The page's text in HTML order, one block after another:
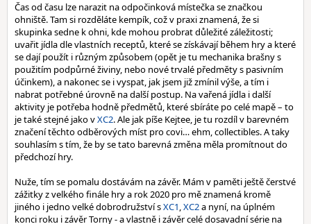
Čas od času lze narazit na odpočinková místečka se značkou
ohniště. Tam si rozděláte kempík, což v praxi znamená, že si
skupinka sedne k ohni, kde mohou probrat důležité záležitosti;
uvařit jídla dle vlastních receptů, které se získávají během hry a které
se dají použít i různým způsobem (opět je tu mechanika brašny s
použitím podpůrné živiny, nebo nové trvalé předměty s pasivním
účinkem), a nakonec se i vyspat, jak jsem již zmínil výše, a tím i
nabrat potřebné úrovně na další postup. Na vařená jídla i další
aktivity je potřeba hodně předmětů, které sbíráte po celé mapě – to
je také stejné jako vXC2. Ale jak píše Kejtee, je tu rozdíl v barevném
značení těchto odběrových míst pro covi… ehm, collectibles. A taky
souhlasím s tím, že by se tato barevná změna měla promítnout do
předchozí hry.
Nuže, tím se pomalu dostávám na závěr. Mám v paměti ještě čerstvé
zážitky z velkého finále hry a rok 2020 pro mě znamená kromě
jiného i jedno velké dobrodružství sXC1,XC2a nyní, na úplném
konci roku i závěr Torny - a vlastně i závěr celé dosavadní série na